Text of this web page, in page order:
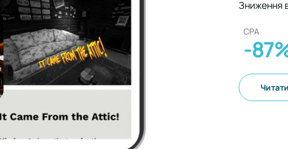
Зниження
СРA
-